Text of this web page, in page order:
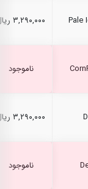
۳,۲۹۰,۰۰۰ ریال
ناموجود
۳,۲۹۰,۰۰۰ ریال
ناموجود